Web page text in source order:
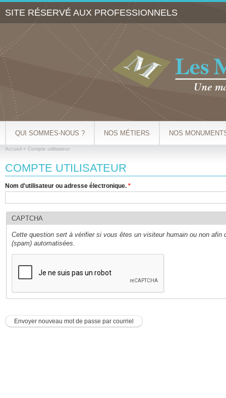
SITE RÉSERVÉ AUX PROFESSIONNELS
QUI SOMMES-NOUS ? NOS MÉTIERS NOS
Accueil » Compte utilisateur
COMPTE UTILISATEUR
Nom d'utilisateur ou adresse électronique. *
CAPTCHA
Cette question sert à vérifier si vous êtes un visiteur humain ou non afin
(spam) automatisées.